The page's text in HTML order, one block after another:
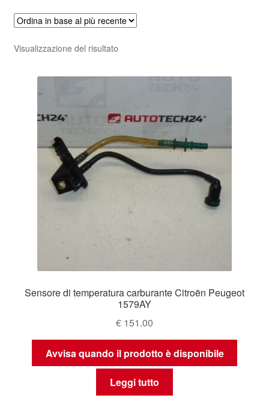
Visualizzazione del risultato
Sensore di temperatura carburante Citroën Peugeot
1579AY
€ 151.00
Avvisa quando il prodotto è disponibile
Leggi tutto